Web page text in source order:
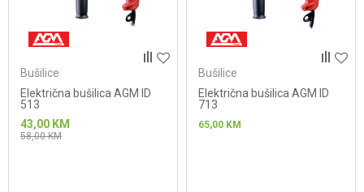
Bušilice
Električna bušilica AGM ID
513
43,00 KM
58,00KM
Bušilice
Električna bušilica AGM ID
713
65,00 KM